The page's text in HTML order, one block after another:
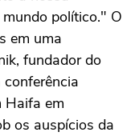
político." O
em uma
fundador do
Haifa em
os auspícios da